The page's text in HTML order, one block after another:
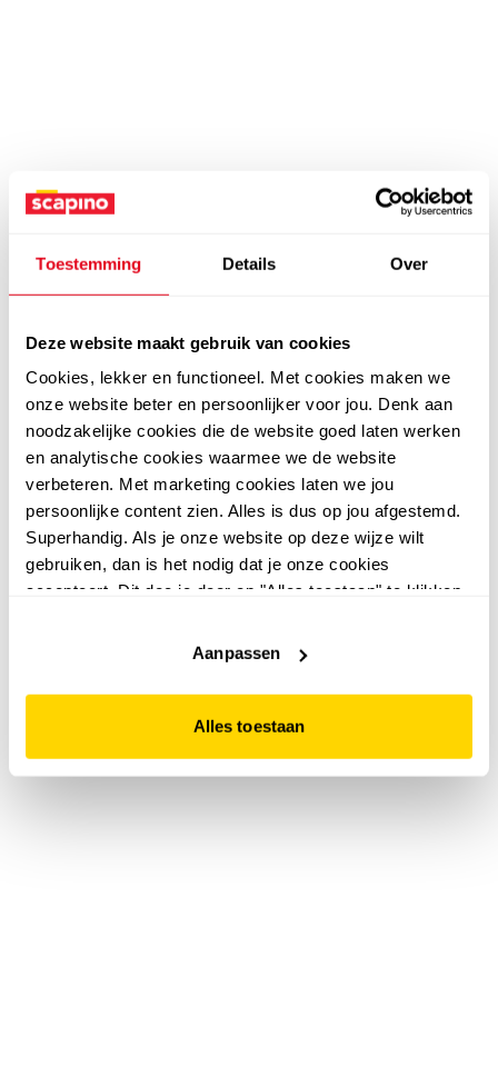
Toestemming Details Over
Deze website maakt gebruik van cookies
Cookies, lekker en functioneel. Met cookies maken we
onze website beter en persoonlijker voor jou. Denk aan
noodzakelijke cookies die de website goed laten werken
en analytische cookies waarmee we de website
verbeteren. Met marketing cookies laten we jou
persoonlijke content zien. Alles is dus op jou afgestemd.
Superhandig. Als je onze website op deze wijze wilt
gebruiken, dan is het nodig dat je onze cookies
accepteert. Dit doe je door op "Alles toestaan" te klikken.
website niet optimaal functioneert.
Aanpassen
Alles toestaan